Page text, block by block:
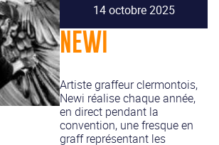
14 octobre 2025
NEWI
Artiste graffeur clermontois,
Newi réalise chaque année,
en direct pendant la
convention, une fresque en
graff représentant les